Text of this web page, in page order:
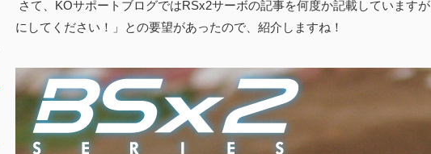
さて、KOサポートブログではRSx2サーボの記事を何度か記載しています
にしてください！」との要望があったので、紹介しますね！